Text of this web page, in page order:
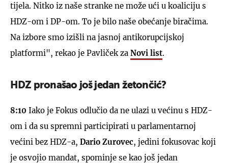
tijela. Nitko iz naše stranke ne može ući u koaliciju s
HDZ-om i DP-om. To je bilo naše obećanje biračima.
Na izbore smo izišli na jasnoj antikorupcijskoj
platformi", rekao je Pavliček za Novi list.
HDZ pronašao još jedan žetončić?
8:10 Iako je Fokus odlučio da ne ulazi u većinu s HDZ-
om i da su spremni participirati u parlamentarnoj
većini bez HDZ-a, Dario Zurovec, jedini fokusovac koji
je osvojio mandat, spominje se kao još jedan